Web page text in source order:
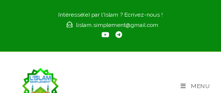
Intéressé(e) par l'Islam ? Ecrivez-nous !
lislam.simplement@gmail.com
MENU